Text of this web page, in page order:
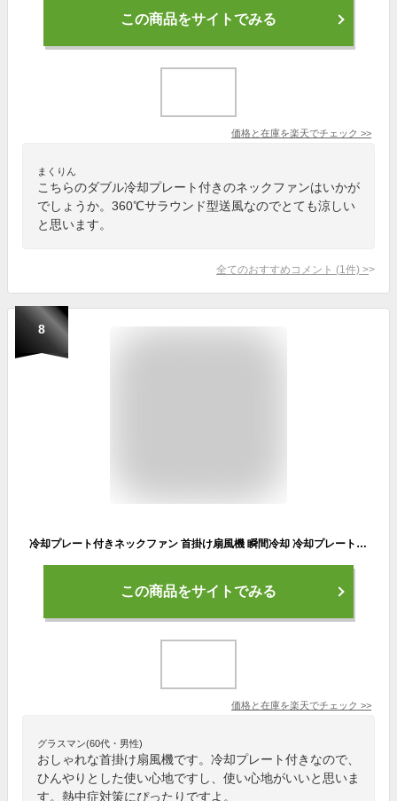
この商品をサイトでみる
価格と在庫を楽天でチェック >>
まくりん
こちらのダブル冷却プレート付きのネックファンはいかが
でしょうか。360℃サラウンド型送風なのでとても涼しい
と思います。
全てのおすすめコメント (1 件) >
8
冷却プレート付きネックファン 首掛け扇風機 瞬間冷却 冷却プレート ネッククーラー 三段階調節 羽根なし 充電式扇風機 持ち運び可能 携帯扇風機 冷感 熱中症対策 首掛けクーラー 5ファン構造 360送風 大容量バッテリー 大風量 プレゼント キャンプ プール 海 オフィス 自宅
この商品をサイトでみる
価格と在庫を楽天でチェック >>
グラスマン(60代・男性)
おしゃれな首掛け扇風機です。冷却プレート付きなので、
ひんやりとした使い心地ですし、使い心地がいいと思いま
す。熱中症対策にぴったりですよ。